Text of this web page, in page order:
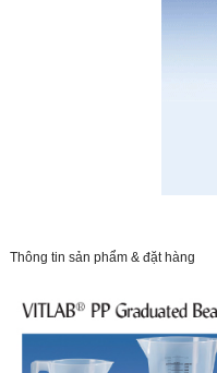
Thông tin sản phẩm & đặt hàng